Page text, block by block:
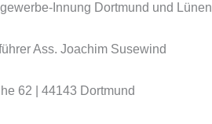
Innung Dortmund und Lünen
Ass. Joachim Susewind
62 | 44143 Dortmund